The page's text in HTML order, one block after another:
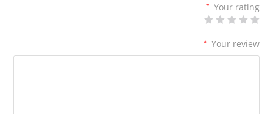
Your rating
*
Your review
*